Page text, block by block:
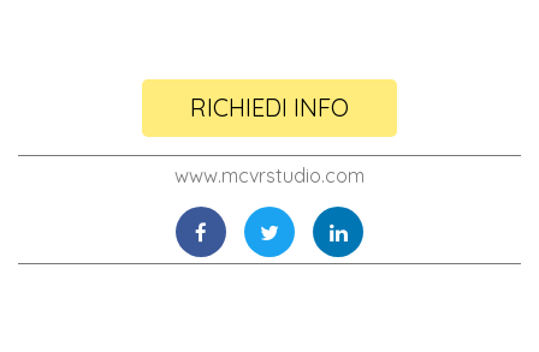
RICHIEDI INFO
www.mcvrstudio.com